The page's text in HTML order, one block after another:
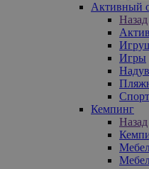
Активный
Назад
Игры
Кемпинг
Назад